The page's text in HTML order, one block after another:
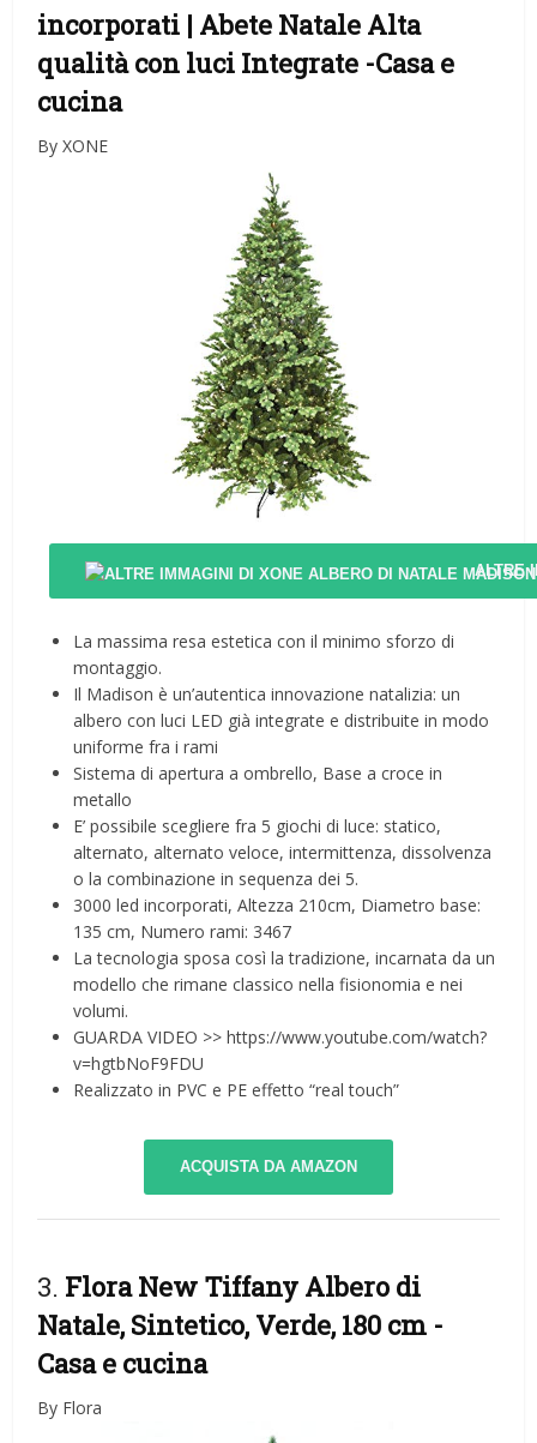
incorporati | Abete Natale Alta
qualità con luci Integrate -Casa e
cucina
By XONE
ALTRE
La massima resa estetica con il minimo sforzo di
montaggio.
Il Madison è un’autentica innovazione natalizia: un
albero con luci LED già integrate e distribuite in modo
uniforme fra i rami
Sistema di apertura a ombrello, Base a croce in
metallo
E’ possibile scegliere fra 5 giochi di luce: statico,
alternato, alternato veloce, intermittenza, dissolvenza
o la combinazione in sequenza dei 5.
3000 led incorporati, Altezza 210cm, Diametro base:
135 cm, Numero rami: 3467
La tecnologia sposa così la tradizione, incarnata da un
modello che rimane classico nella fisionomia e nei
volumi.
GUARDA VIDEO >> https://www.youtube.com/watch?
v=hgtbNoF9FDU
Realizzato in PVC e PE effetto “real touch”
ACQUISTA DA AMAZON
3. Flora New Tiffany Albero di
Natale, Sintetico, Verde, 180 cm -
Casa e cucina
By Flora